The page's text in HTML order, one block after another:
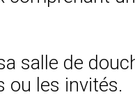
salle de
ou les invités.